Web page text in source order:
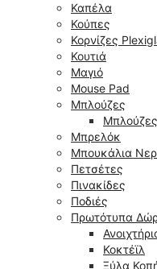
Καπέλα
Κούπες
Κορνίζες
Κουτιά
Μαγιό
Mouse Pad
Μπλούζες
Μπρελόκ
Μπουκάλια
Πετσέτες
Πινακίδες
Ποδιές
Πρωτότυπα
Κοκτέϊλ
Ξύλα